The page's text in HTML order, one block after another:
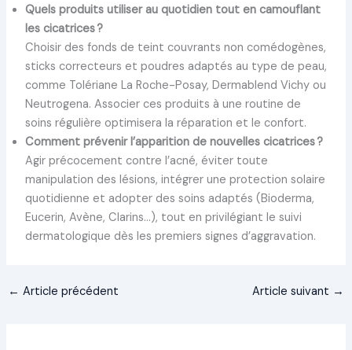
Quels produits utiliser au quotidien tout en camouflant
les cicatrices ?
Choisir des fonds de teint couvrants non comédogènes,
sticks correcteurs et poudres adaptés au type de peau,
comme Tolériane La Roche-Posay, Dermablend Vichy ou
Neutrogena. Associer ces produits à une routine de
soins régulière optimisera la réparation et le confort.
Comment prévenir l’apparition de nouvelles cicatrices ?
Agir précocement contre l’acné, éviter toute
manipulation des lésions, intégrer une protection solaire
quotidienne et adopter des soins adaptés (Bioderma,
Eucerin, Avène, Clarins…), tout en privilégiant le suivi
dermatologique dès les premiers signes d’aggravation.
← Article précédent Article suivant →